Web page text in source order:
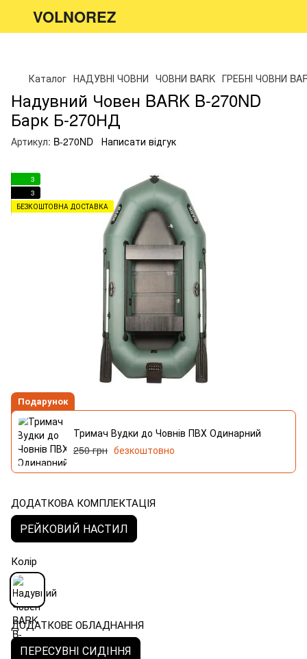
VOLNOREZ
Каталог НАДУВНІ ЧОВНИ ЧОВНИ BARK ГРЕБНІ ЧОВНИ
Надувний Човен BARK B-270ND
Барк Б-270НД
Артикул: B-270ND Написати відгук
3
3
БЕЗКОШТОВНА ДОСТАВКА
Подарунок
Тримач Вудки до Човнів ПВХ Одинарний
250 грн безкоштовно
ДОДАТКОВА КОМПЛЕКТАЦІЯ
РЕЙКОВИЙ НАСТИЛ
Колір
ДОДАТКОВЕ ОБЛАДНАННЯ
ПЕРЕСУВНІ СИДІННЯ